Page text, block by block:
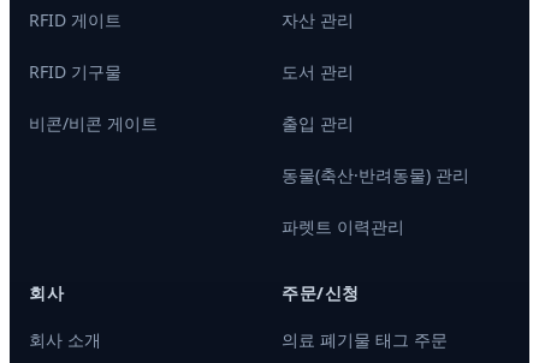
RFID 게이트
RFID 기구물
비콘/비콘 게이트
자산 관리
도서 관리
출입 관리
동물(축산·반려동물) 관리
파렛트 이력관리
회사
회사 소개
주문/신청
의료 폐기물 태그 주문